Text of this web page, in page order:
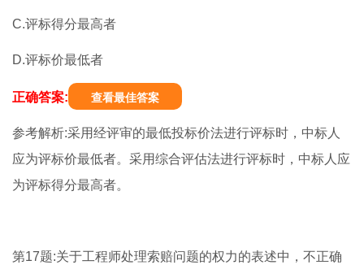
C.评标得分最高者
D.评标价最低者
正确答案: 查看最佳答案
参考解析:采用经评审的最低投标价法进行评标时，中标人
应为评标价最低者。采用综合评估法进行评标时，中标人应
为评标得分最高者。
第17题:关于工程师处理索赔问题的权力的表述中，不正确